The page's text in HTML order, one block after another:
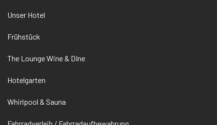
Unser Hotel
Frühstück
The Lounge Wine & DIne
Hotelgarten
Whirlpool & Sauna